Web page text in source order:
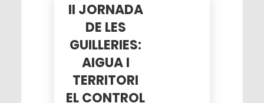
II JORNADA
DE LES
GUILLERIES:
AIGUA I
TERRITORI
EL CONTROL